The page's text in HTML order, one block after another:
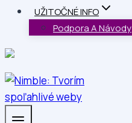
UŽITOČNÉ INFO
Podpora A Návody